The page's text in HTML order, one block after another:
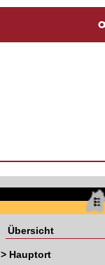
Übersicht
> Hauptort